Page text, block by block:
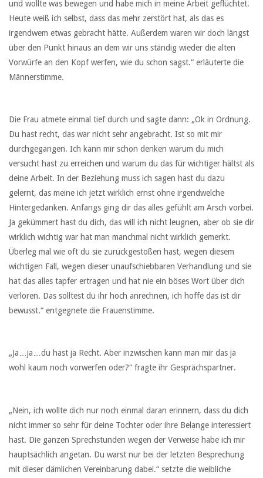
und wollte was bewegen und habe mich in meine Arbeit geflüchtet.
Heute weiß ich selbst, dass das mehr zerstört hat, als das es
irgendwem etwas gebracht hätte. Außerdem waren wir doch längst
über den Punkt hinaus an dem wir uns ständig wieder die alten
Vorwürfe an den Kopf werfen, wie du schon sagst.“ erläuterte die
Männerstimme.
Die Frau atmete einmal tief durch und sagte dann: „Ok in Ordnung.
Du hast recht, das war nicht sehr angebracht. Ist so mit mir
durchgegangen. Ich kann mir schon denken warum du mich
versucht hast zu erreichen und warum du das für wichtiger hältst als
deine Arbeit. In der Beziehung muss ich sagen hast du dazu
gelernt, das meine ich jetzt wirklich ernst ohne irgendwelche
Hintergedanken. Anfangs ging dir das alles gefühlt am Arsch vorbei.
Ja gekümmert hast du dich, das will ich nicht leugnen, aber ob sie dir
wirklich wichtig war hat man manchmal nicht wirklich gemerkt.
Überleg mal wie oft du sie zurückgestoßen hast, wegen diesem
wichtigen Fall, wegen dieser unaufschiebbaren Verhandlung und sie
hat das alles tapfer ertragen und hat nie ein böses Wort über dich
verloren. Das solltest du ihr hoch anrechnen, ich hoffe das ist dir
bewusst.“ entgegnete die Frauenstimme.
„Ja…ja…du hast ja Recht. Aber inzwischen kann man mir das ja
wohl kaum noch vorwerfen oder?“ fragte ihr Gesprächspartner.
„Nein, ich wollte dich nur noch einmal daran erinnern, dass du dich
nicht immer so sehr für deine Tochter oder ihre Belange interessiert
hast. Die ganzen Sprechstunden wegen der Verweise habe ich mir
hauptsächlich angetan. Du warst nur bei der letzten Besprechung
mit dieser dämlichen Vereinbarung dabei.“ setzte die weibliche